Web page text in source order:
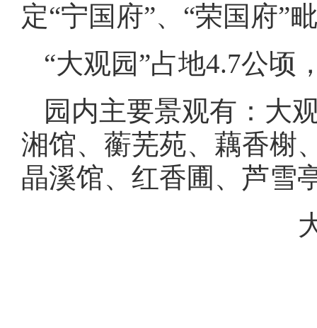
定“宁国府”、“荣国府”
“大观园”占地4.7公顷
园内主要景观有：大
湘馆、蘅芜苑、藕香榭
晶溪馆、红香圃、芦雪